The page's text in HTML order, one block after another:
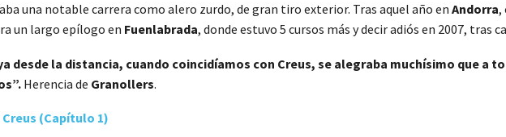
una notable carrera como alero zurdo, de gran tiro exterior. Tras aquel año en Andorra,
un largo epílogo en Fuenlabrada, donde estuvo 5 cursos más y decir adiós en 2007, tras
desde la distancia, cuando coincidíamos con Creus, se alegraba muchísimo que a
Herencia de Granollers.
(Capítulo 1)